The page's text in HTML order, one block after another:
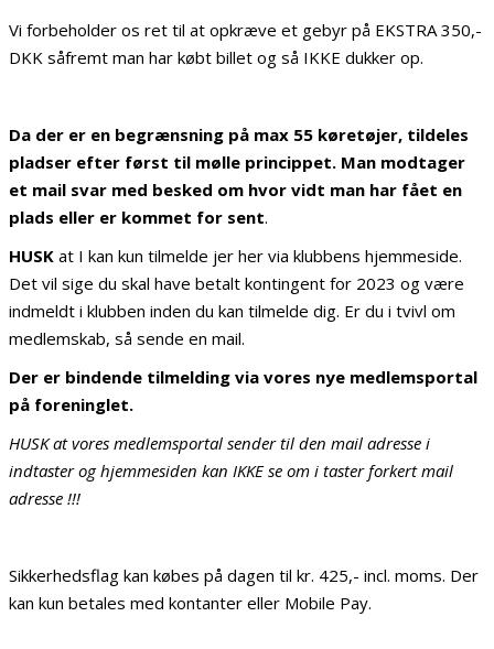
Vi forbeholder os ret til at opkræve et gebyr på EKSTRA 350,-
DKK såfremt man har købt billet og så IKKE dukker op.
Da der er en begrænsning på max 55 køretøjer, tildeles
pladser efter først til mølle princippet. Man modtager
et mail svar med besked om hvor vidt man har fået en
plads eller er kommet for sent.
HUSK at I kan kun tilmelde jer her via klubbens hjemmeside.
Det vil sige du skal have betalt kontingent for 2023 og være
indmeldt i klubben inden du kan tilmelde dig. Er du i tvivl om
medlemskab, så sende en mail.
Der er bindende tilmelding via vores nye medlemsportal
på foreninglet.
HUSK at vores medlemsportal sender til den mail adresse i
indtaster og hjemmesiden kan IKKE se om i taster forkert mail
adresse !!!
Sikkerhedsflag kan købes på dagen til kr. 425,- incl. moms. Der
kan kun betales med kontanter eller Mobile Pay.